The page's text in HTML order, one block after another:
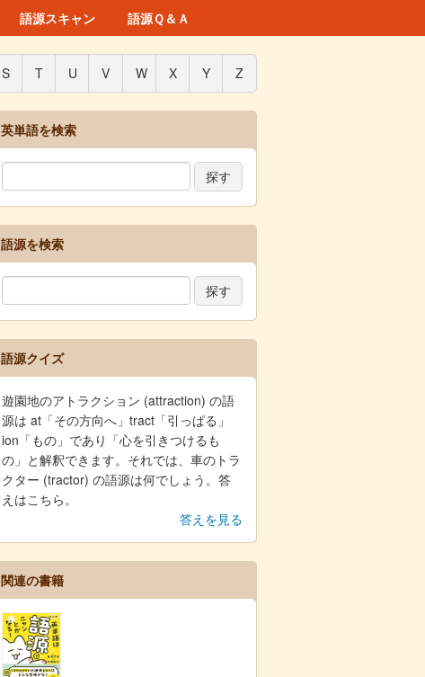
語源スキャン 語源Ｑ＆Ａ
S T U V W X Y Z
英単語を検索
語源を検索
語源クイズ
遊園地のアトラクション (attraction) の語
源は at「その方向へ」tract「引っぱる」
ion「もの」であり「心を引きつけるも
の」と解釈できます。それでは、車のトラ
クター (tractor) の語源は何でしょう。答
えはこちら。
答えを見る
関連の書籍